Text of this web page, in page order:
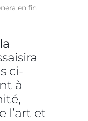
en fin
ci-
à
l’art et